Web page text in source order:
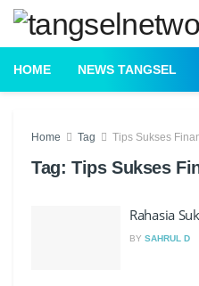
HOME NEWS TANGSEL
Home Tag Tips Sukses
Tag: Tips Sukses
Rahasia
BY SAHRUL D